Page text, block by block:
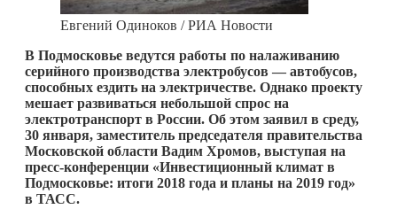
Евгений Одиноков / РИА Новости
В Подмосковье ведутся работы по налаживанию
серийного производства электробусов — автобусов,
способных ездить на электричестве. Однако проекту
мешает развиваться небольшой спрос на
электротранспорт в России. Об этом заявил в среду,
30 января, заместитель председателя правительства
Московской области Вадим Хромов, выступая на
пресс-конференции «Инвестиционный климат в
Подмосковье: итоги 2018 года и планы на 2019 год»
в ТАСС.